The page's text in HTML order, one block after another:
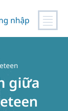
nhập
giữa